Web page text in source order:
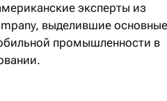
эксперты из
выделившие основные
промышленности в